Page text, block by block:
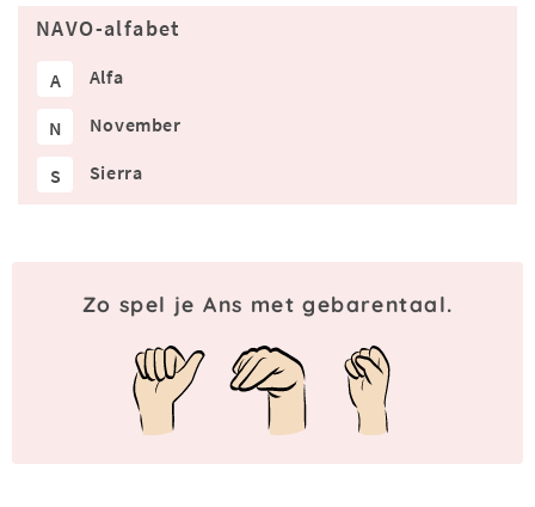
NAVO-alfabet
A Alfa
N November
S Sierra
Zo spel je Ans met gebarentaal.